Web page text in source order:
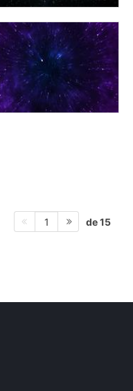
1 de 15